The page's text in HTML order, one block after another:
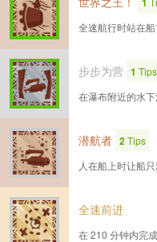
全速航行时站在
步步为营 1 Tips
在瀑布附近的水
潜航者 2Tips
人在船上时让船
全速前进
在 210 分钟内完